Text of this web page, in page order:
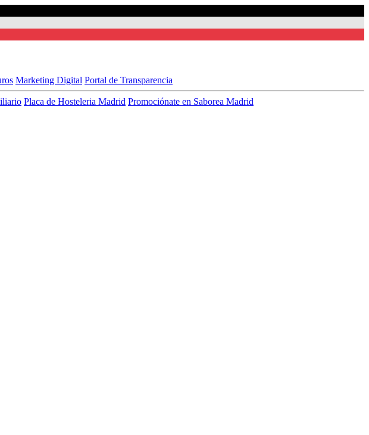
Marketing Digital Portal de Transparencia
Placa de Hosteleria Madrid Promociónate en Saborea Madrid